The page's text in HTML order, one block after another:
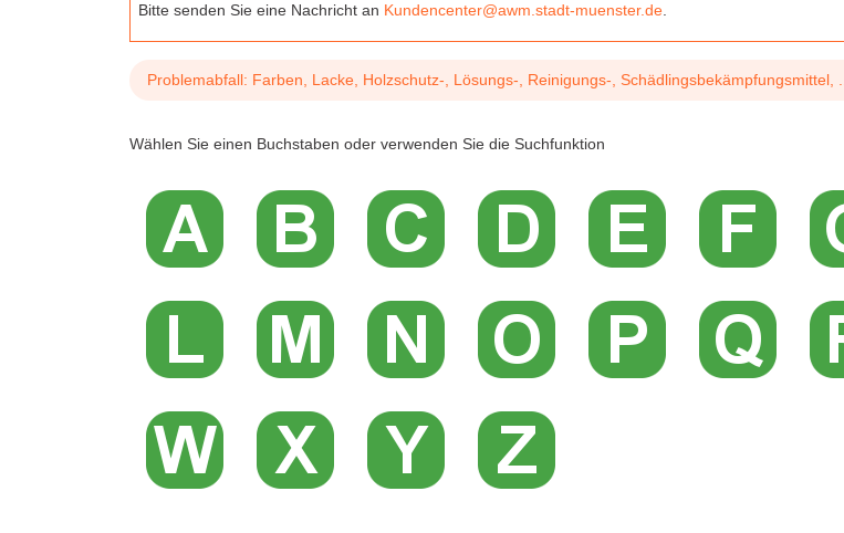
Bitte senden Sie eine Nachricht an Kundencenter@awm.stadt-muenster.de
Problemabfall: Farben, Lacke, Holzschutz-, Lösungs-, Reinigungs-, Schädlingsbekämpfungsmittel, ...
Wählen Sie einen Buchstaben oder verwenden Sie die Suchfunktion